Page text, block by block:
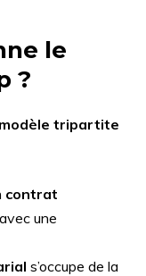
le
?
modèle tripartite
contrat
avec une
s’occupe de la